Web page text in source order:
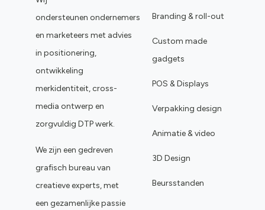
ondersteunen ondernemers
en marketeers met advies
in positionering,
ontwikkeling
merkidentiteit, cross-
media ontwerp en
zorgvuldig DTP werk.
We zijn een gedreven
grafisch bureau van
creatieve experts, met
een gezamenlijke passie
Branding & roll-out
Custom made
gadgets
POS & Displays
Verpakking design
Animatie & video
3D Design
Beursstanden